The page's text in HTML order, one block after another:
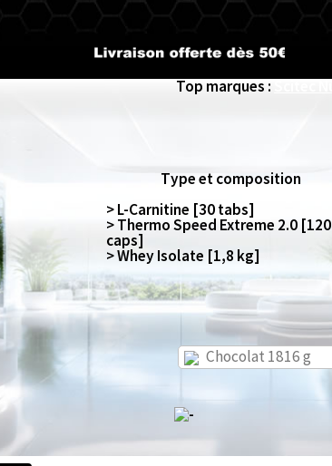
Top marques :
Type et composition
> L-Carnitine [30 tabs]
> Thermo Speed Extreme 2.0 [120
caps]
> Whey Isolate [1,8 kg]
Chocolat 1816 g